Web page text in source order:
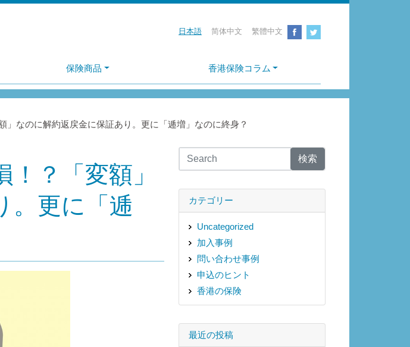
日本語 简体中文 繁體中文
保険商品 香港保険コラム
」なのに解約返戻金に保証あり。更に「逓増」なのに終身？
？「変額」
。更に「逓
検索
カテゴリー
Uncategorized
加入事例
問い合わせ事例
申込のヒント
香港の保険
最近の投稿